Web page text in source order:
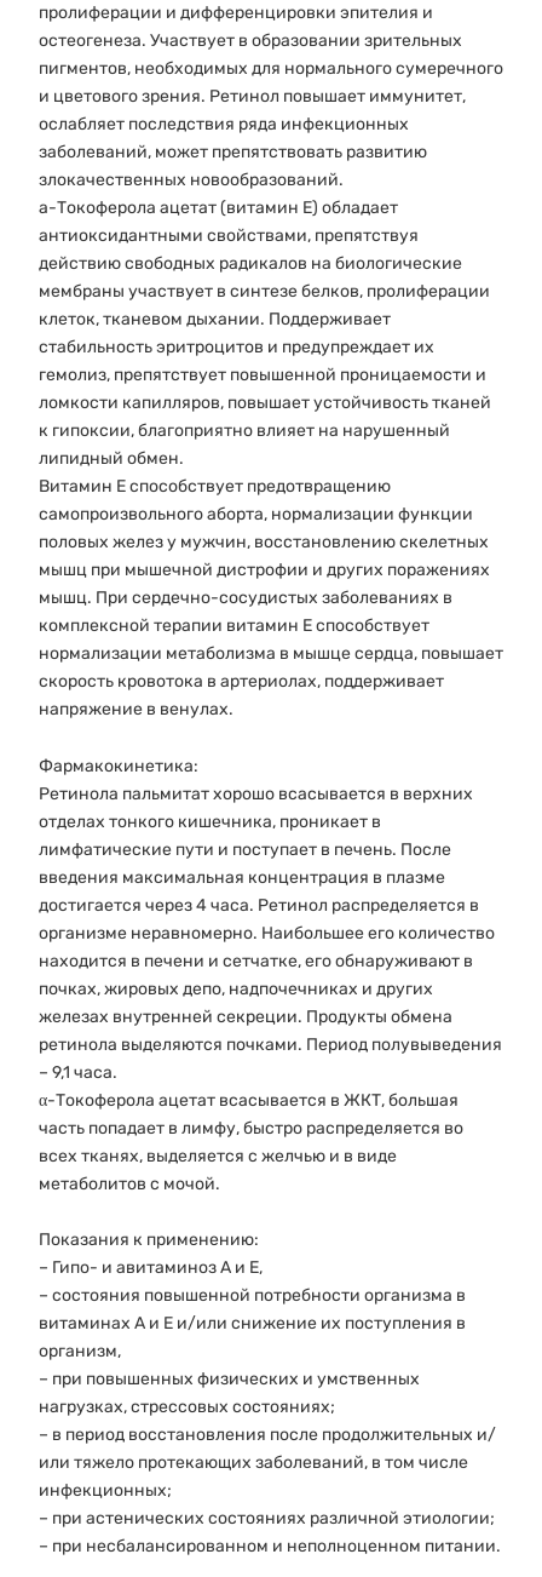
пролиферации и дифференцировки эпителия и
остеогенеза. Участвует в образовании зрительных
пигментов, необходимых для нормального сумеречного
и цветового зрения. Ретинол повышает иммунитет,
ослабляет последствия ряда инфекционных
заболеваний, может препятствовать развитию
злокачественных новообразований.
a-Токоферола ацетат (витамин Е) обладает
антиоксидантными свойствами, препятствуя
действию свободных радикалов на биологические
мембраны участвует в синтезе белков, пролиферации
клеток, тканевом дыхании. Поддерживает
стабильность эритроцитов и предупреждает их
гемолиз, препятствует повышенной проницаемости и
ломкости капилляров, повышает устойчивость тканей
к гипоксии, благоприятно влияет на нарушенный
липидный обмен.
Витамин Е способствует предотвращению
самопроизвольного аборта, нормализации функции
половых желез у мужчин, восстановлению скелетных
мышц при мышечной дистрофии и других поражениях
мышц. При сердечно-сосудистых заболеваниях в
комплексной терапии витамин Е способствует
нормализации метаболизма в мышце сердца, повышает
скорость кровотока в артериолах, поддерживает
напряжение в венулах.
Фармакокинетика:
Ретинола пальмитат хорошо всасывается в верхних
отделах тонкого кишечника, проникает в
лимфатические пути и поступает в печень. После
введения максимальная концентрация в плазме
достигается через 4 часа. Ретинол распределяется в
организме неравномерно. Наибольшее его количество
находится в печени и сетчатке, его обнаруживают в
почках, жировых депо, надпочечниках и других
железах внутренней секреции. Продукты обмена
ретинола выделяются почками. Период полувыведения
– 9,1 часа.
α-Токоферола ацетат всасывается в ЖКТ, большая
часть попадает в лимфу, быстро распределяется во
всех тканях, выделяется с желчью и в виде
метаболитов с мочой.
Показания к применению:
– Гипо- и авитаминоз A и Е,
– состояния повышенной потребности организма в
витаминах А и Е и/или снижение их поступления в
организм,
– при повышенных физических и умственных
нагрузках, стрессовых состояниях;
– в период восстановления после продолжительных и/
или тяжело протекающих заболеваний, в том числе
инфекционных;
– при астенических состояниях различной этиологии;
– при несбалансированном и неполноценном питании.